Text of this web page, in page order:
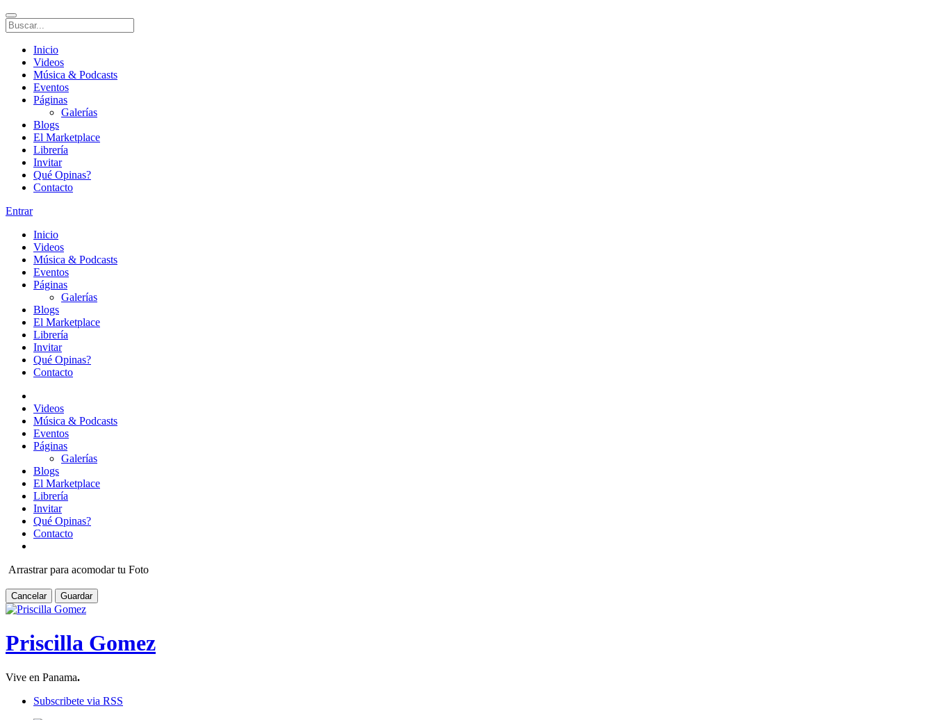
Inicio
Videos
Música & Podcasts
Eventos
Páginas
Galerías
Blogs
El Marketplace
Librería
Invitar
Qué Opinas?
Contacto
Entrar
Inicio
Videos
Música & Podcasts
Eventos
Páginas
Galerías
Blogs
El Marketplace
Librería
Invitar
Qué Opinas?
Contacto
Videos
Música & Podcasts
Eventos
Páginas
Galerías
Blogs
El Marketplace
Librería
Invitar
Qué Opinas?
Contacto
Arrastrar para acomodar tu Foto
Cancelar Guardar
Priscilla Gomez
Vive en Panama.
Subscribete via RSS